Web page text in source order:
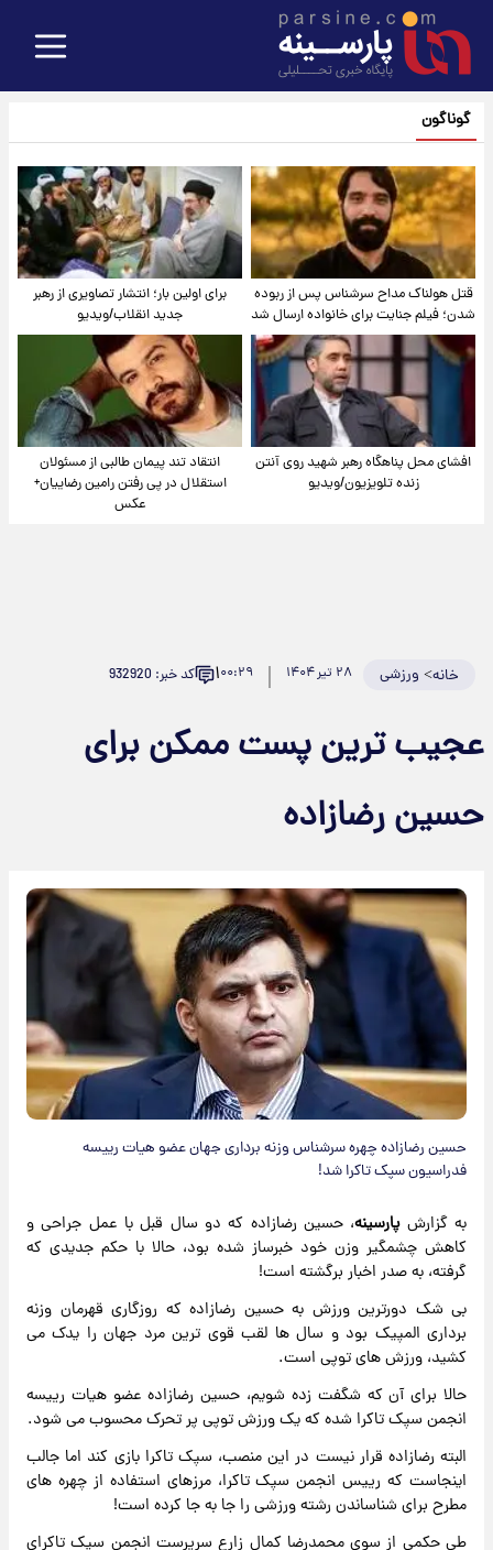
گوناگون
قتل هولناک مداح سرشناس پس از ربوده
شدن؛ فیلم جنایت برای خانواده ارسال شد
برای اولین بار؛ انتشار تصاویری از رهبر
جدید انقلاب/ویدیو
افشای محل پناهگاه‌ رهبر شهید روی آنتن
زنده تلویزیون/ویدیو
انتقاد تند پیمان طالبی از مسئولان
استقلال در پی رفتن رامین رضاییان+
عکس
خانه> ورزشی ۲۸ تیر ۱۴۰۴ ۰۰:۲۹۱ کد خبر: 932920
عجیب ترین پست ممکن برای
حسین رضازاده
حسین رضازاده چهره سرشناس وزنه برداری جهان عضو هیات رییسه
فدراسیون سپک تاکرا شد!
به گزارشپارسینه، حسین رضازاده که دو سال قبل با عمل جراحی و
کاهش چشمگیر وزن خود خبرساز شده بود، حالا با حکم جدیدی که
گرفته، به صدر اخبار برگشته است!
بی شک دورترین ورزش به حسین رضازاده که روزگاری قهرمان وزنه
برداری المپیک بود و سال ها لقب قوی ترین مرد جهان را یدک می
کشید، ورزش های توپی است.
حالا برای آن که شگفت زده شویم، حسین رضازاده عضو هیات رییسه
انجمن سپک تاکرا شده که یک ورزش توپی پر تحرک محسوب می شود.
البته رضازاده قرار نیست در این منصب، سپک تاکرا بازی کند اما جالب
اینجاست که رییس انجمن سپک تاکرا، مرزهای استفاده از چهره های
مطرح برای شناساندن رشته ورزشی را جا به جا کرده است!
طی حکمی از سوی محمدرضا کمال زارع سرپرست انجمن سپک تاکرای